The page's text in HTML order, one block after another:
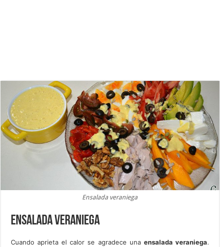
Ensalada veraniega
Ensalada veraniega
Cuando aprieta el calor se agradece una ensalada veraniega.